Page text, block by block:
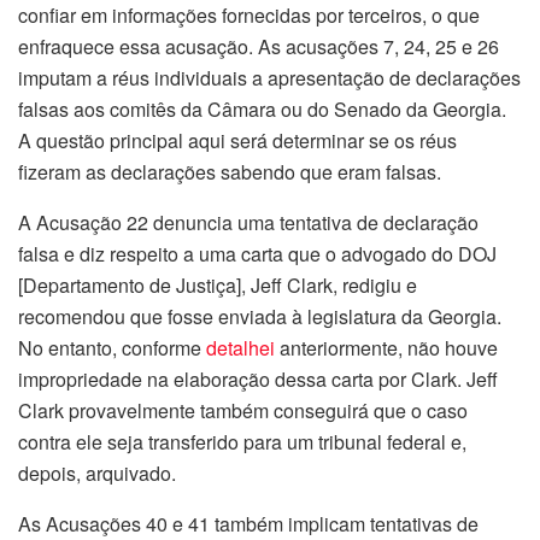
confiar em informações fornecidas por terceiros, o que
enfraquece essa acusação. As acusações 7, 24, 25 e 26
imputam a réus individuais a apresentação de declarações
falsas aos comitês da Câmara ou do Senado da Georgia.
A questão principal aqui será determinar se os réus
fizeram as declarações sabendo que eram falsas.
A Acusação 22 denuncia uma tentativa de declaração
falsa e diz respeito a uma carta que o advogado do DOJ
[Departamento de Justiça], Jeff Clark, redigiu e
recomendou que fosse enviada à legislatura da Georgia.
No entanto, conformedetalhei anteriormente, não houve
impropriedade na elaboração dessa carta por Clark. Jeff
Clark provavelmente também conseguirá que o caso
contra ele seja transferido para um tribunal federal e,
depois, arquivado.
As Acusações 40 e 41 também implicam tentativas de